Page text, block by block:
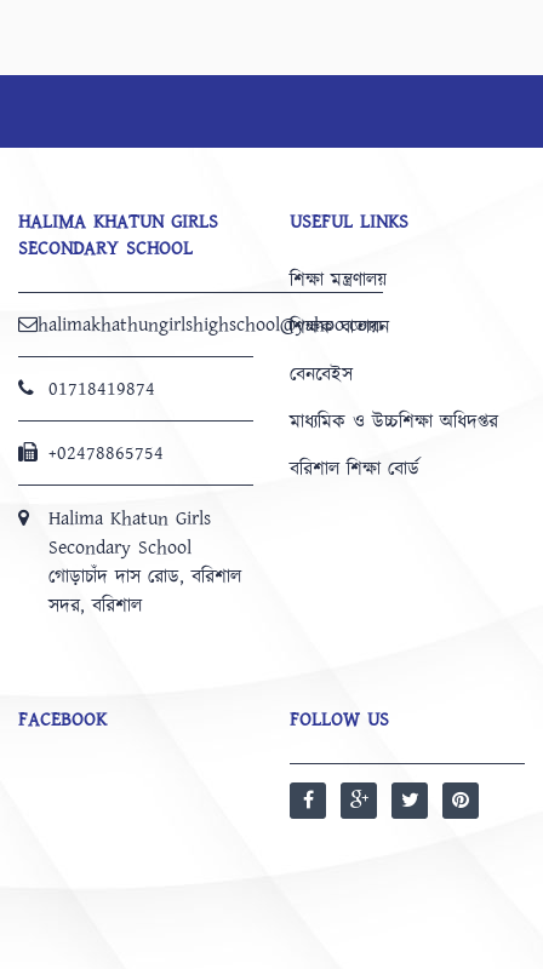
HALIMA KHATUN GIRLS
SECONDARY SCHOOL
halimakhathungirlshighschool@yahoo.com
01718419874
+02478865754
Halima Khatun Girls
Secondary School
গোড়াচাঁদ দাস রোড, বরিশাল
সদর, বরিশাল
USEFUL LINKS
শিক্ষা মন্ত্রণালয়
শিক্ষক বাতায়ন
বেনবেইস
মাধ্যমিক ও উচ্চশিক্ষা অধিদপ্তর
বরিশাল শিক্ষা বোর্ড
FACEBOOK FOLLOW US